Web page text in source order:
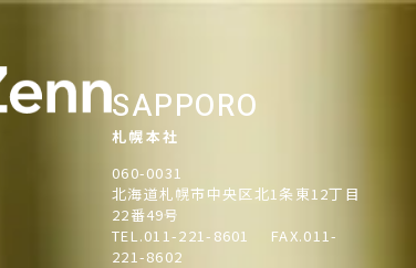
SAPPORO
札幌本社
060-0031
北海道札幌市中央区北1条東12丁目
22番49号
TEL.011-221-8601
FAX.011-
221-8602